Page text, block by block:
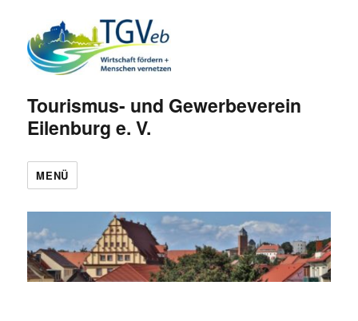
Tourismus- und Gewerbeverein
Eilenburg e. V.
MENÜ